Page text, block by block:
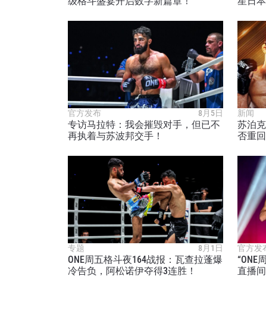
官方发布 8月5日
专访马拉特：我会摧毁对手，但已不
再执着与苏波邦交手！
新闻
苏泊
否重
专题 8月1日
ONE周五格斗夜164战报：瓦查拉蓬爆
冷告负，阿松诺伊夺得3连胜！
官方发
“ONE
直播